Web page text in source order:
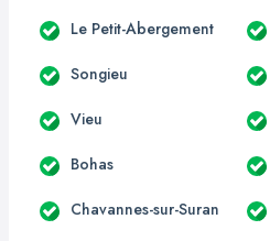
Le Petit-Abergement
Songieu
Vieu
Bohas
Chavannes-sur-Suran